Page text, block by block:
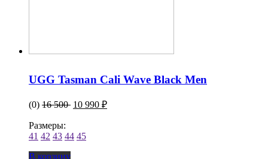
UGG Tasman Cali Wave Black Men
(0) 16 500 10 990 ₽
Размеры:
41 42 43 44 45
В корзину